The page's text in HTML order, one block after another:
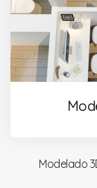
Modelado